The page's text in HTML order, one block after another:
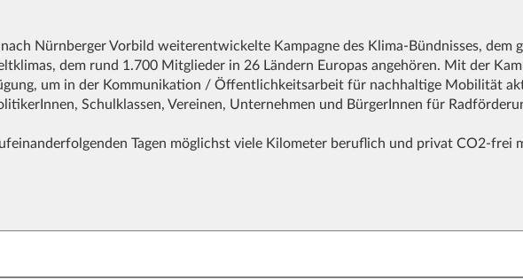
Nürnberger Vorbild weiterentwickelte Kampagne des Klima-Bündnisses, dem
dem rund 1.700 Mitglieder in 26 Ländern Europas angehören. Mit der
um in der Kommunikation / Öffentlichkeitsarbeit für nachhaltige Mobilität
Schulklassen, Vereinen, Unternehmen und BürgerInnen für
Tagen möglichst viele Kilometer beruflich und privat CO2-frei